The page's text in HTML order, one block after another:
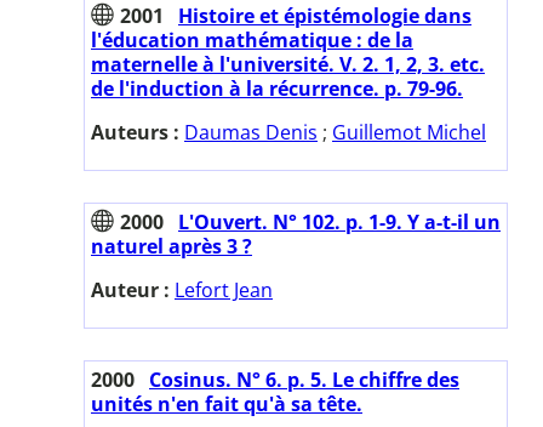
2001
Histoire et épistémologie dans
l'éducation mathématique : de la
maternelle à l'université. V. 2. 1, 2, 3. etc.
de l'induction à la récurrence. p. 79-96.
Auteurs : Daumas Denis ; Guillemot Michel
2000 L'Ouvert. N° 102. p. 1-9. Y a-t-il un
naturel après 3 ?
Auteur : Lefort Jean
2000 Cosinus. N° 6. p. 5. Le chiffre des
unités n'en fait qu'à sa tête.